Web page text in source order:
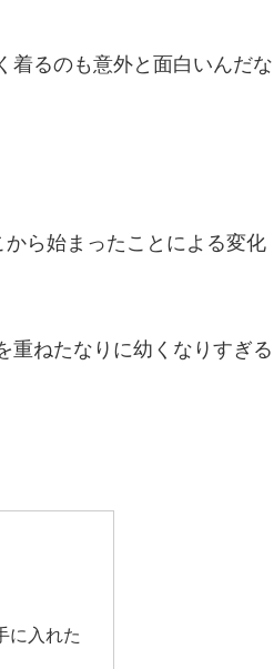
着るのも意外と面白いんだな
ら始まったことによる変化
重ねたなりに幼くなりすぎる
に入れた